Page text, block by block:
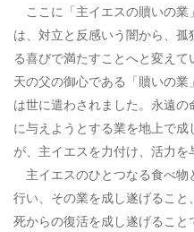
ここに「主イエスの贖いの業
は、対立と反感いう闇から、
る喜びで満たすことへと変えて
天の父の御心である「贖いの
は世に遣わされました。永遠
に与えようとする業を地上で
が、主イエスを力付け、活力を
主イエスのひとつなる食べ物
行い、その業を成し遂げるこ
死からの復活を成し遂げること